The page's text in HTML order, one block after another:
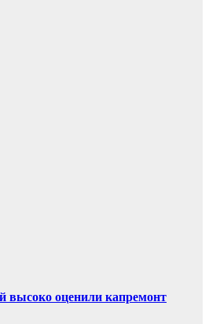
высоко оценили капремонт